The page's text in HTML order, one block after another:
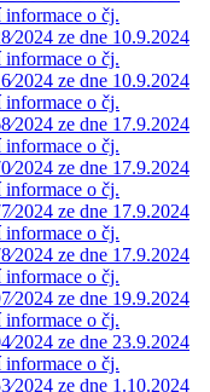
informace o čj.
ze dne 10.9.2024
informace o čj.
ze dne 10.9.2024
informace o čj.
ze dne 17.9.2024
informace o čj.
ze dne 17.9.2024
informace o čj.
ze dne 17.9.2024
informace o čj.
ze dne 17.9.2024
informace o čj.
ze dne 19.9.2024
informace o čj.
ze dne 23.9.2024
informace o čj.
ze dne 1.10.2024